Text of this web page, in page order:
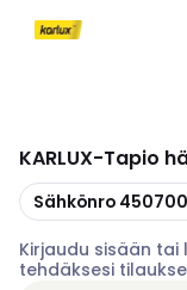
KARLUX-Tapio
Kopioi
Sähkönro
Kirjaudu sisään
tehdäksesi